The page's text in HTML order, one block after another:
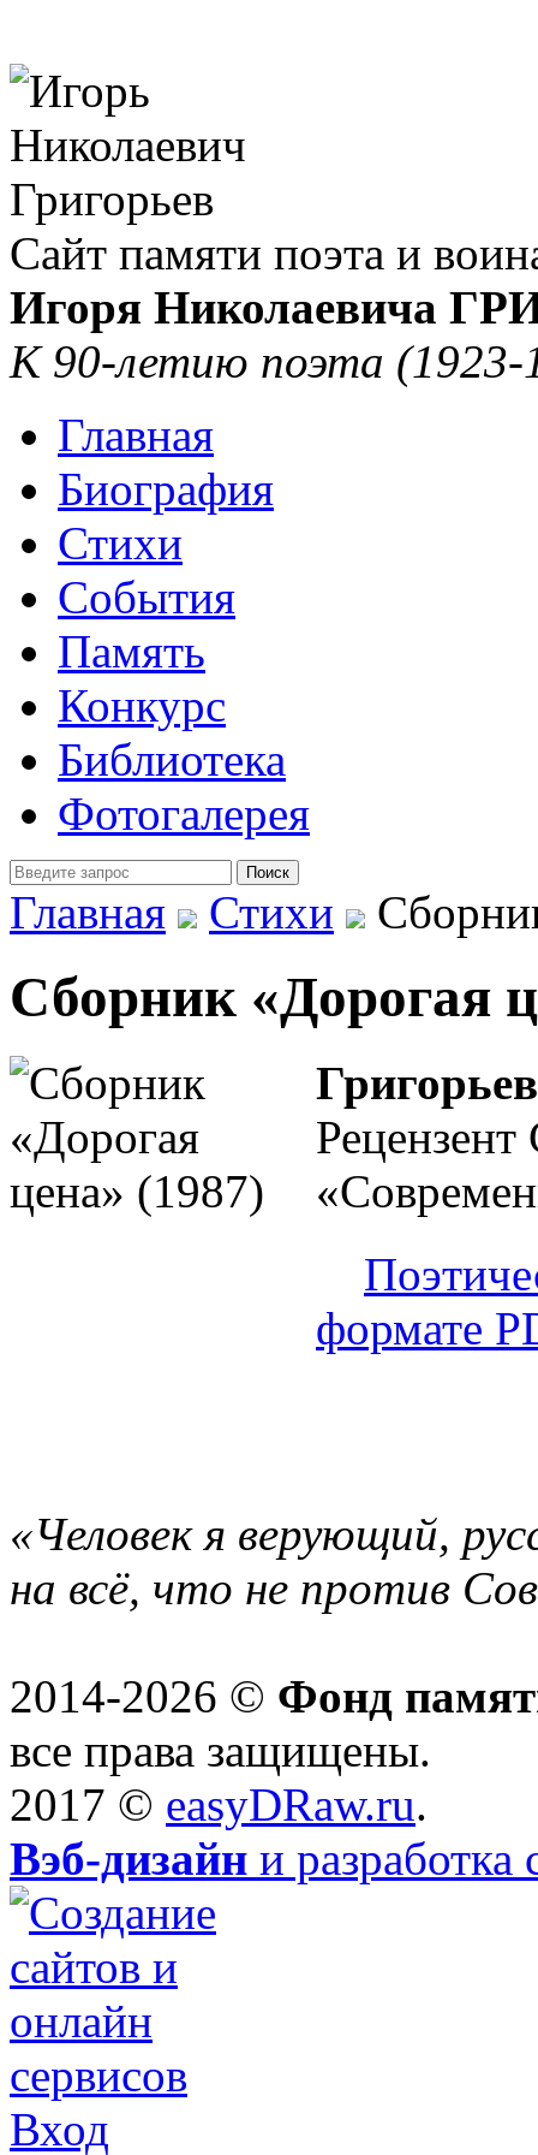
Сайт памяти поэта и
Игоря Николаевича
К 90-летию поэта (1923-
Главная
Биография
Стихи
События
Память
Конкурс
Библиотека
Фотогалерея
Главная
Стихи
Сборник «Дорогая
формате
«Человек я верующий,
на всё, что не против
2014-2026 © Фонд
все права защищены.
2017 © easyDRaw.ru.
Вэб-дизайн и разработка
Вход